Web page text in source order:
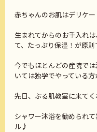
赤ちゃんのお肌はデリケー
生まれてからのお手入れ
て、たっぷり保湿！が原則
今でもほとんどの産院で
いては独学でやっている
先日、ぷる肌教室に来て
シャワー沐浴を勧められ
ル♪